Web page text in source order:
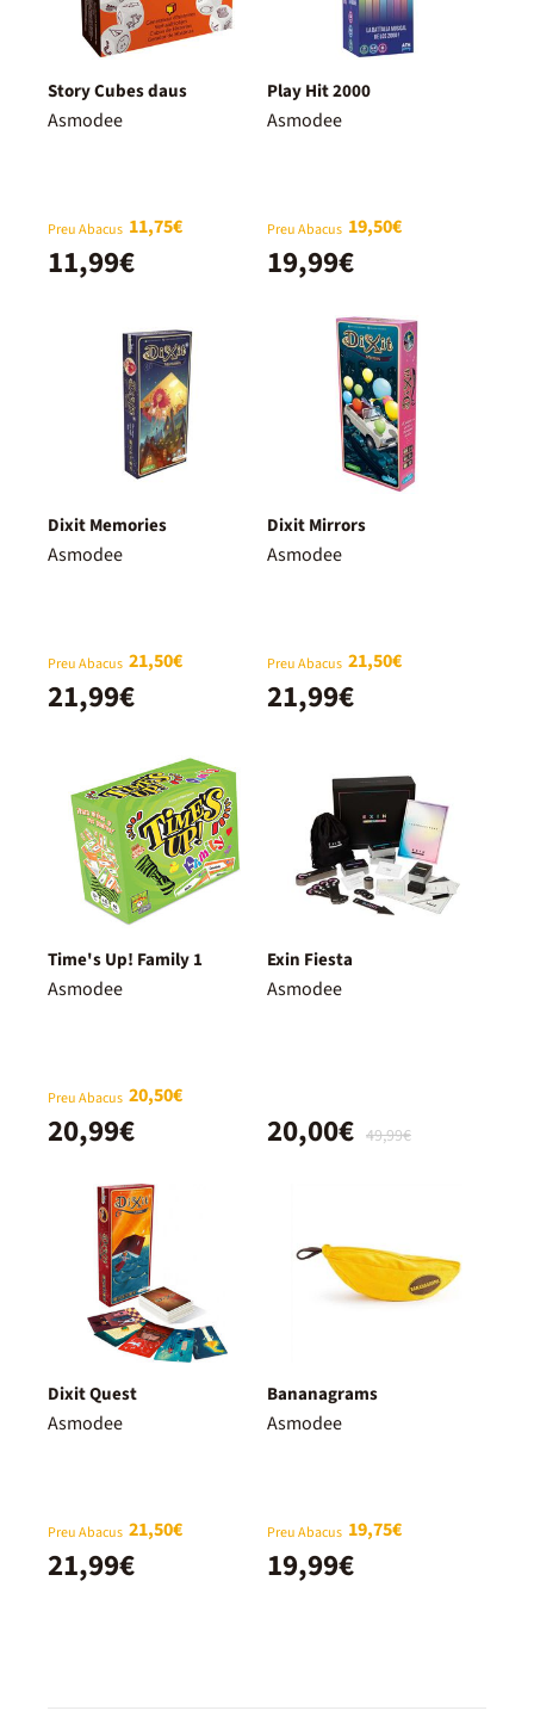
Story Cubes daus
Asmodee
Preu Abacus 11,75€
11,99€
Play Hit 2000
Asmodee
Preu Abacus 19,50€
19,99€
Dixit Memories
Asmodee
Preu Abacus 21,50€
21,99€
Dixit Mirrors
Asmodee
Preu Abacus 21,50€
21,99€
Time's Up! Family 1
Asmodee
Preu Abacus 20,50€
20,99€
Exin Fiesta
Asmodee
49,99€
20,00€
Dixit Quest
Asmodee
Preu Abacus 21,50€
21,99€
Bananagrams
Asmodee
Preu Abacus 19,75€
19,99€